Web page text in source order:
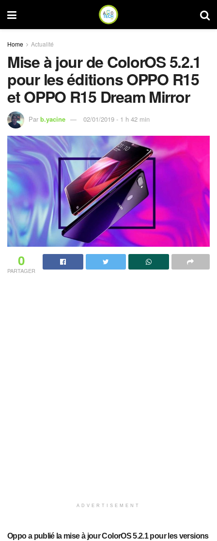
Home Actualité
Mise à jour de ColorOS 5.2.1
pour les éditions OPPO R15
et OPPO R15 Dream Mirror
Par b.yacine 02/01/2019 - 1 h 42 min
0
PARTAGER
ADVERTISEMENT
Oppo a publié la mise à jour ColorOS 5.2.1 pour les versions